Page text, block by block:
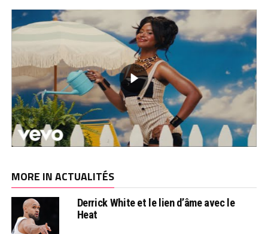
MORE IN ACTUALITÉS
Derrick White et le lien d’âme avec le
Heat